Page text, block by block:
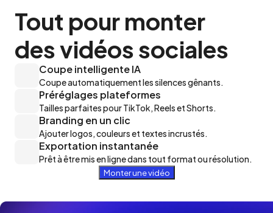
Tout pour monter
des vidéos sociales
Coupe intelligente IA
Coupe automatiquement les silences gênants.
Préréglages plateformes
Tailles parfaites pour TikTok, Reels et Shorts.
Branding en un clic
Ajouter logos, couleurs et textes incrustés.
Exportation instantanée
Prêt à être mis en ligne dans tout format ou résolution.
Monter une vidéo